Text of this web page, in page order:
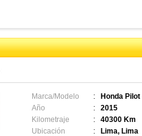
Marca/Modelo :
Honda Pilot
Año
:
2015
Kilometraje
:
40300 Km
Ubicación
: Lima, Lima